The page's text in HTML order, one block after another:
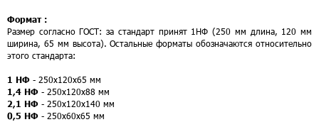
Формат :
Размер согласно ГОСТ: за стандарт принят 1НФ (250 мм длина, 120 мм
ширина, 65 мм высота). Остальные форматы обозначаются относительно
этого стандарта:
1 НФ - 250х120х65 мм
1,4 НФ - 250х120х88 мм
2,1 НФ - 250х120х140 мм
0,5 НФ - 250х60х65 мм